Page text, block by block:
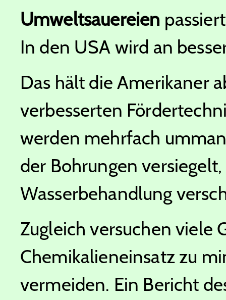
Umweltsauereien
In den USA wird an
Das hält die Amerikaner
verbesserten
werden mehrfach
der Bohrungen
Wasserbehandlung
Zugleich versuchen viele
Chemikalieneinsatz zu
vermeiden. Ein Bericht